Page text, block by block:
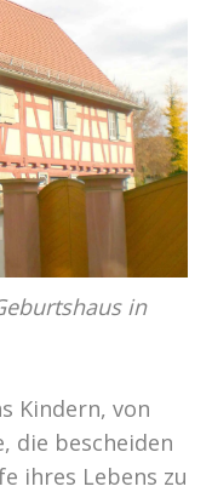
in
Kindern, von
die bescheiden
ihres Lebens zu